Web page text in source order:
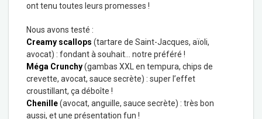
ont tenu toutes leurs promesses !
Nous avons testé :
Creamy scallops (tartare de Saint-Jacques, aïoli,
avocat) : fondant à souhait… notre préféré !
Méga Crunchy(gambas XXL en tempura, chips de
crevette, avocat, sauce secrète) : super l’effet
croustillant, ça déboîte !
Chenille(avocat, anguille, sauce secrète) : très bon
aussi, et une présentation fun !